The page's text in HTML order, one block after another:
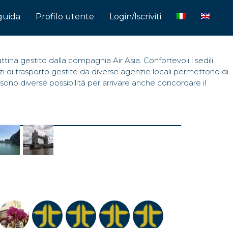
Profilo utente Login/Iscriviti
gestito dalla compagnia Air Asia. Confortevoli i sedili.
di trasporto gestite da diverse agenzie locali permettono di
diverse possibilità per arrivare anche concordare il